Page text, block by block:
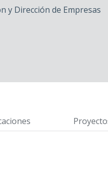
y Dirección de Empresas